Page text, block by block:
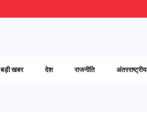
बड़ी खबर देश राजनीति अंतरराष्ट्रीय